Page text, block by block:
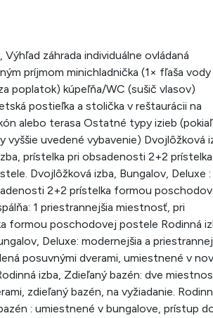
záhrada individuálne ovládaná
príjmom minichladnička (1× fľaša
poplatok) kúpeľňa/WC (sušič vlasov)
postieľka a stolička v reštaurácii na
alebo terasa Ostatné typy izieb
vyššie uvedené vybavenie) Dvojlôžková
prístelka pri obsadenosti 2+2 prístelka
Dvojlôžková izba, Bungalov, Deluxe :
2+2 prístelka formou
1 priestrannejšia miestnosť, pri
formou poschodovej postele Rodinná
Deluxe: modernejšia a
posuvnými dverami, umiestnené v
izba, Zdieľaný bazén: dve
zdieľaný bazén, na vyžiadanie.
: umiestnené v bungalove, prístup